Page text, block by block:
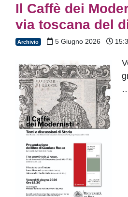
Il Caffè dei
via toscana del
Archivio 5 Giugno 2026